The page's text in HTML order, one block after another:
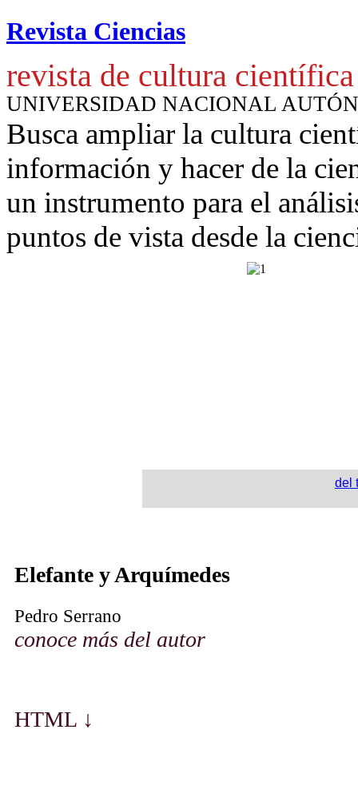
Revista Ciencias
revista de cultura científica
UNIVERSIDAD NACIONAL
Busca ampliar la cultura
información y hacer de la
un instrumento para el
puntos de vista desde la
del
Elefante y Arquímedes
Pedro Serrano
conoce más del autor
HTML ↓